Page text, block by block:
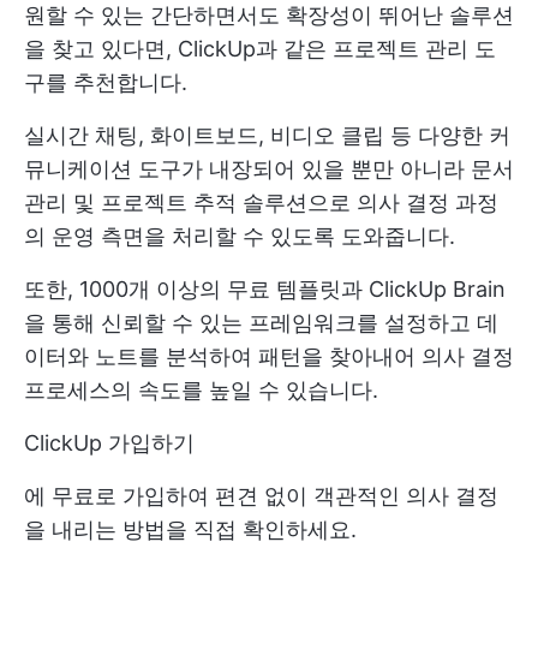
원할 수 있는 간단하면서도 확장성이 뛰어난 솔루션
을 찾고 있다면, ClickUp과 같은 프로젝트 관리 도
구를 추천합니다.
실시간 채팅, 화이트보드, 비디오 클립 등 다양한 커
뮤니케이션 도구가 내장되어 있을 뿐만 아니라 문서
관리 및 프로젝트 추적 솔루션으로 의사 결정 과정
의 운영 측면을 처리할 수 있도록 도와줍니다.
또한, 1000개 이상의 무료 템플릿과 ClickUp Brain
을 통해 신뢰할 수 있는 프레임워크를 설정하고 데
이터와 노트를 분석하여 패턴을 찾아내어 의사 결정
프로세스의 속도를 높일 수 있습니다.
ClickUp 가입하기
에 무료로 가입하여 편견 없이 객관적인 의사 결정
을 내리는 방법을 직접 확인하세요.